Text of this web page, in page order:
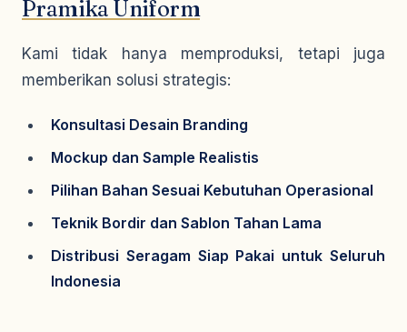
Pramika Uniform
Kami tidak hanya memproduksi, tetapi juga
memberikan solusi strategis:
Konsultasi Desain Branding
Mockup dan Sample Realistis
Pilihan Bahan Sesuai Kebutuhan Operasional
Teknik Bordir dan Sablon Tahan Lama
Distribusi Seragam Siap Pakai untuk Seluruh
Indonesia